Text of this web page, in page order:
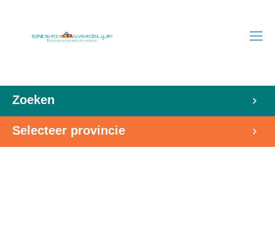
Zoeken
Selecteer provincie